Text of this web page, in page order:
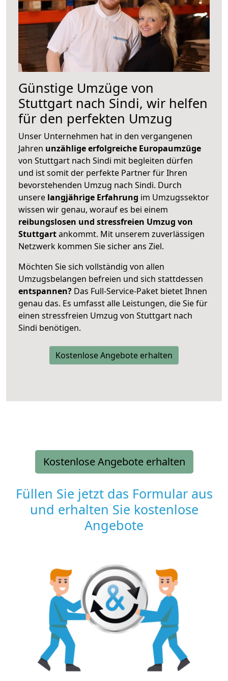
Günstige Umzüge von
Stuttgart nach Sindi, wir helfen
für den perfekten Umzug
Unser Unternehmen hat in den vergangenen
Jahren unzählige erfolgreiche Europaumzüge
von Stuttgart nach Sindi mit begleiten dürfen
und ist somit der perfekte Partner für Ihren
bevorstehenden Umzug nach Sindi. Durch
unsere langjährige Erfahrung im Umzugssektor
wissen wir genau, worauf es bei einem
reibungslosen und stressfreien Umzug von
Stuttgartankommt. Mit unserem zuverlässigen
Netzwerk kommen Sie sicher ans Ziel.
Möchten Sie sich vollständig von allen
Umzugsbelangen befreien und sich stattdessen
entspannen? Das Full-Service-Paket bietet Ihnen
genau das. Es umfasst alle Leistungen, die Sie für
einen stressfreien Umzug von Stuttgart nach
Sindi benötigen.
Kostenlose Angebote erhalten
Kostenlose Angebote erhalten
Füllen Sie jetzt das Formular aus
und erhalten Sie kostenlose
Angebote